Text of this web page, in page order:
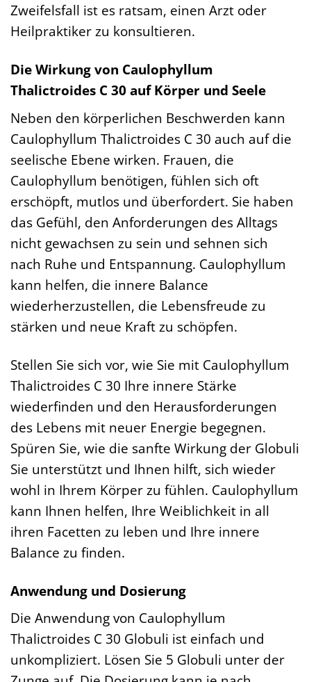
Zweifelsfall ist es ratsam, einen Arzt oder
Heilpraktiker zu konsultieren.
Die Wirkung von Caulophyllum
Thalictroides C 30 auf Körper und Seele
Neben den körperlichen Beschwerden kann
Caulophyllum Thalictroides C 30 auch auf die
seelische Ebene wirken. Frauen, die
Caulophyllum benötigen, fühlen sich oft
erschöpft, mutlos und überfordert. Sie haben
das Gefühl, den Anforderungen des Alltags
nicht gewachsen zu sein und sehnen sich
nach Ruhe und Entspannung. Caulophyllum
kann helfen, die innere Balance
wiederherzustellen, die Lebensfreude zu
stärken und neue Kraft zu schöpfen.
Stellen Sie sich vor, wie Sie mit Caulophyllum
Thalictroides C 30 Ihre innere Stärke
wiederfinden und den Herausforderungen
des Lebens mit neuer Energie begegnen.
Spüren Sie, wie die sanfte Wirkung der Globuli
Sie unterstützt und Ihnen hilft, sich wieder
wohl in Ihrem Körper zu fühlen. Caulophyllum
kann Ihnen helfen, Ihre Weiblichkeit in all
ihren Facetten zu leben und Ihre innere
Balance zu finden.
Anwendung und Dosierung
Die Anwendung von Caulophyllum
Thalictroides C 30 Globuli ist einfach und
unkompliziert. Lösen Sie 5 Globuli unter der